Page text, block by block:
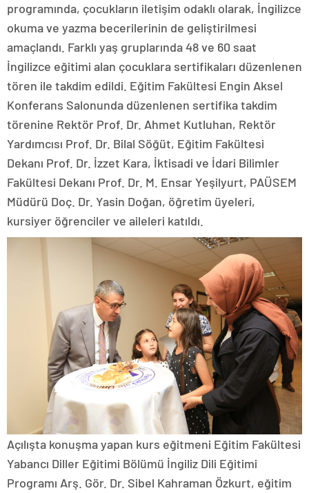
programında, çocukların iletişim odaklı olarak, İngilizce
okuma ve yazma becerilerinin de geliştirilmesi
amaçlandı. Farklı yaş gruplarında 48 ve 60 saat
İngilizce eğitimi alan çocuklara sertifikaları düzenlenen
tören ile takdim edildi. Eğitim Fakültesi Engin Aksel
Konferans Salonunda düzenlenen sertifika takdim
törenine Rektör Prof. Dr. Ahmet Kutluhan, Rektör
Yardımcısı Prof. Dr. Bilal Söğüt, Eğitim Fakültesi
Dekanı Prof. Dr. İzzet Kara, İktisadi ve İdari Bilimler
Fakültesi Dekanı Prof. Dr. M. Ensar Yeşilyurt, PAÜSEM
Müdürü Doç. Dr. Yasin Doğan, öğretim üyeleri,
kursiyer öğrenciler ve aileleri katıldı.
Açılışta konuşma yapan kurs eğitmeni Eğitim Fakültesi
Yabancı Diller Eğitimi Bölümü İngiliz Dili Eğitimi
Programı Arş. Gör. Dr. Sibel Kahraman Özkurt, eğitim